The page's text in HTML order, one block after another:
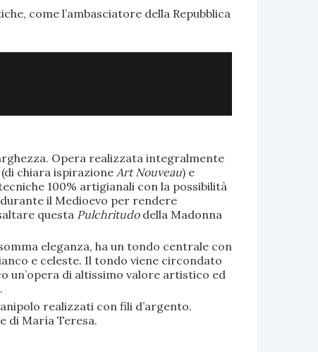
come l’ambasciatore della Repubblica
Opera realizzata integralmente
chiara ispirazioneArt Nouveau) e
100% artigianali con la possibilità
il Medioevo per rendere
questa Pulchritudo della Madonna
eleganza, ha un tondo centrale con
e celeste. Il tondo viene circondato
un’opera di altissimo valore artistico ed
realizzati con fili d’argento.
di María Teresa.